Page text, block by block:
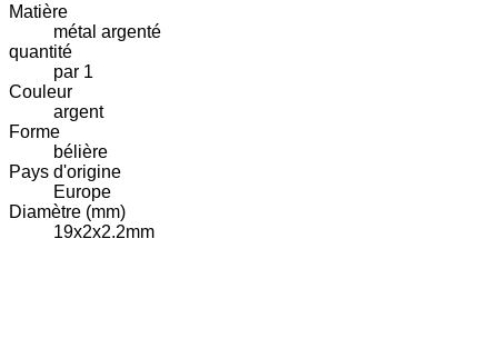
Matière
métal argenté
quantité
par 1
Couleur
argent
Forme
bélière
Pays d'origine
Europe
Diamètre (mm)
19x2x2.2mm